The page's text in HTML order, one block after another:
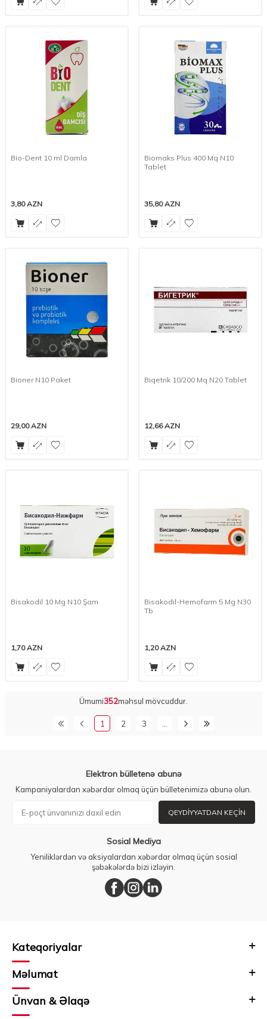
Bio-Dent 10 ml Damla
3,80AZN
Biomaks Plus 400 Mq N10
Tablet
35,80AZN
Bioner N10 Paket
29,00AZN
Biqetrik 10/200 Mq N20 Tablet
12,66AZN
Bisakodil 10 Mg N10 Şam
1,70AZN
Bisakodil-Hemofarm 5 Mg N30
Tb
1,20AZN
Ümumi352məhsul mövcuddur.
1 2 3
Elektron bülletenə abunə
Kampaniyalardan xəbərdar olmaq üçün bülletenimizə abunə olun.
QEYDIYYATDAN KEÇIN
Sosial Mediya
Yeniliklərdən və aksiyalardan xəbərdar olmaq üçün sosial
şəbəkələrdə bizi izləyin.
Kateqoriyalar
Məlumat
Ünvan & Əlaqə